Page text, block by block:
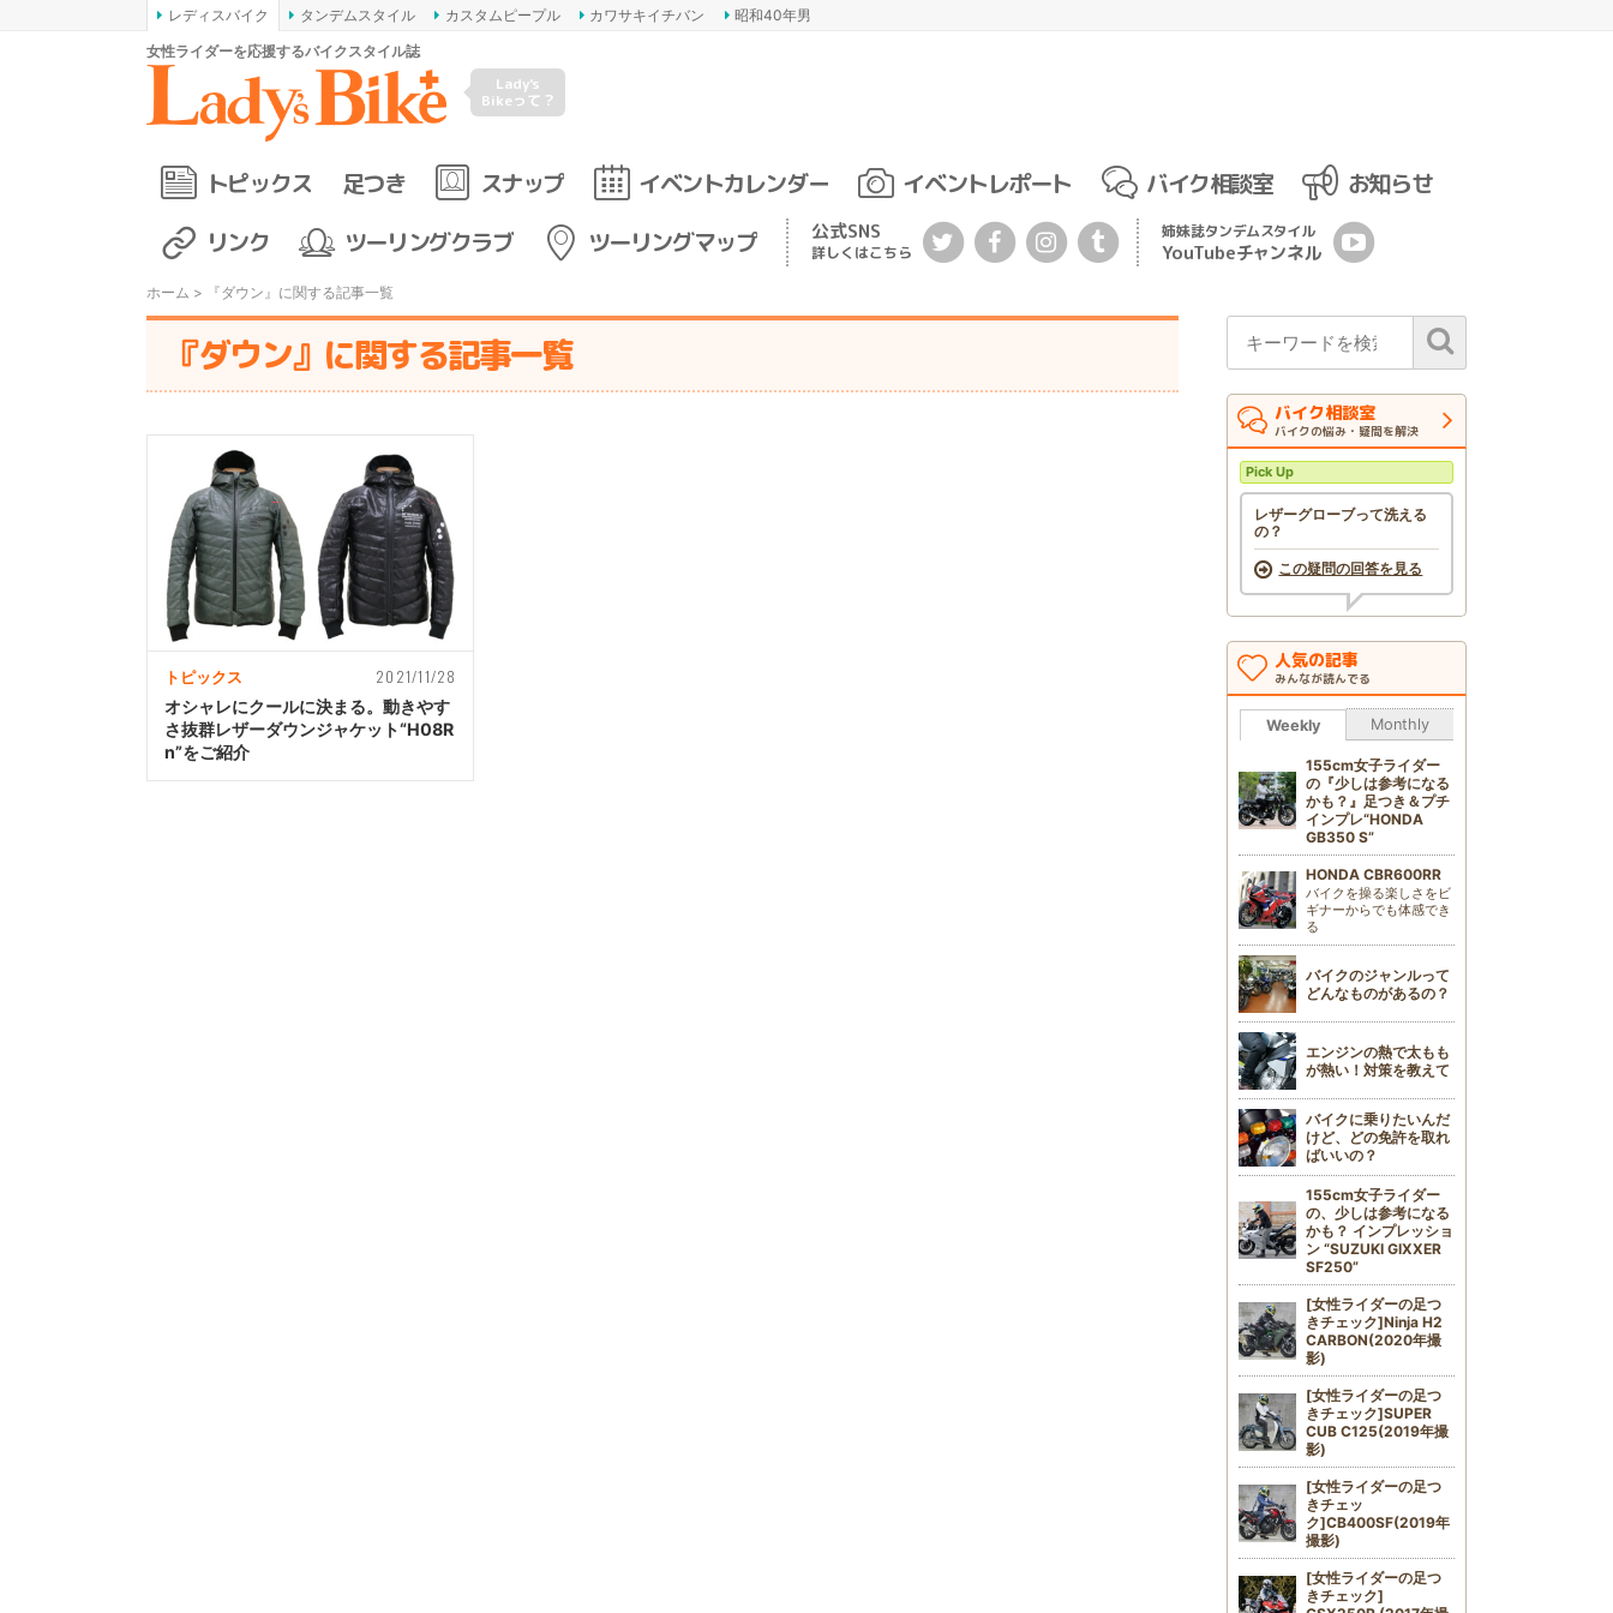
レディスバイク タンデムスタイル カスタムピープル カワサキイチバン
昭和40年男
女性ライダーを応援するバイクスタイル誌
Lady's
Bikeって？
トピックス 足つき スナップ イベントカレンダー イベントレポート バイク相談室
お知らせ
リンク
ツーリングクラブ ツーリングマップ 公式SNS
詳しくはこちら
姉妹誌タンデムスタイル
YouTubeチャンネル
ホーム > 『ダウン』に関する記事一覧
『ダウン』に関する記事一覧
トピックス 2021/11/28
オシャレにクールに決まる。動きやす
さ抜群レザーダウンジャケット“H08R
n”をご紹介
バイク相談室
バイクの悩み・疑問を解決
Pick Up
レザーグローブって洗える
の？
この疑問の回答を見る
人気の記事
みんなが読んでる
Weekly Monthly
155cm女子ライダー
の『少しは参考になる
かも？』足つき＆プチ
インプレ“HONDA
GB350 S”
HONDA CBR600RR
バイクを操る楽しさをビ
ギナーからでも体感でき
る
バイクのジャンルって
どんなものがあるの？
エンジンの熱で太もも
が熱い！対策を教えて
バイクに乗りたいんだ
けど、どの免許を取れ
ばいいの？
155cm女子ライダー
の、少しは参考になる
かも？ インプレッショ
ン “SUZUKI GIXXER
SF250”
[女性ライダーの足つ
きチェック]Ninja H2
CARBON(2020年撮
影)
[女性ライダーの足つ
きチェック]SUPER
CUB C125(2019年撮
影)
[女性ライダーの足つ
きチェッ
ク]CB400SF(2019年
撮影)
[女性ライダーの足つ
きチェック]